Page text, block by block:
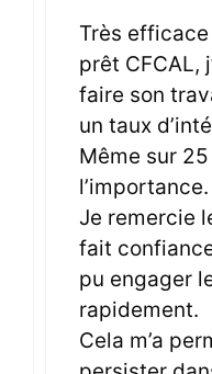
Très
prêt CFCAL,
faire son
un taux
Même sur
l’importance.
Je remercie
fait
pu engager
rapidement.
Cela m’a